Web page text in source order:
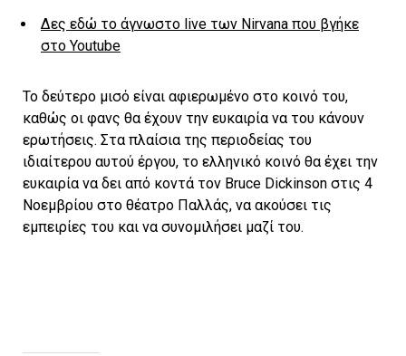
Δες εδώ το άγνωστο live των Nirvana που βγήκε
στο Youtube
Το δεύτερο μισό είναι αφιερωμένο στο κοινό του,
καθώς οι φανς θα έχουν την ευκαιρία να του κάνουν
ερωτήσεις. Στα πλαίσια της περιοδείας του
ιδιαίτερου αυτού έργου, το ελληνικό κοινό θα έχει την
ευκαιρία να δει από κοντά τον Bruce Dickinson στις 4
Νοεμβρίου στο θέατρο Παλλάς, να ακούσει τις
εμπειρίες του και να συνομιλήσει μαζί του.